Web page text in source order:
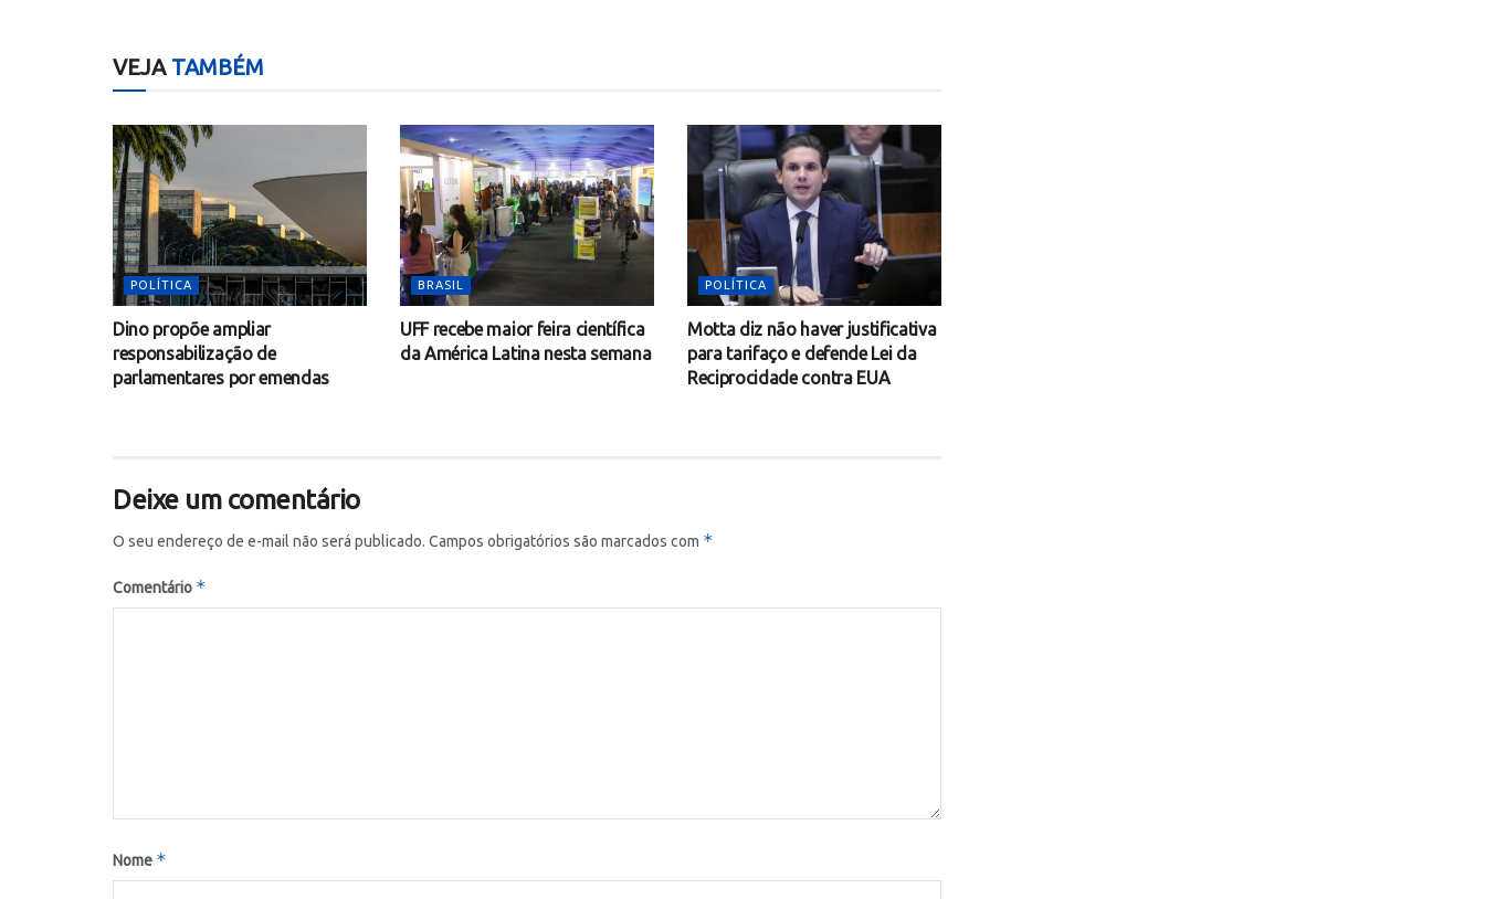
VEJATAMBÉM
POLÍTICA
Dino propõe ampliar
responsabilização de
parlamentares por emendas
BRASIL
UFF recebe maior feira científica
da América Latina nesta semana
POLÍTICA
Motta diz não haver justificativa
para tarifaço e defende Lei da
Reciprocidade contra EUA
Deixe um comentário
O seu endereço de e-mail não será publicado. Campos obrigatórios são marcados com *
Comentário *
Nome *